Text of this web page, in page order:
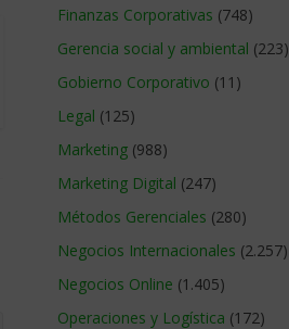
Finanzas Corporativas (748)
Gerencia social y ambiental (223)
Gobierno Corporativo (11)
Legal (125)
Marketing (988)
Marketing Digital (247)
Métodos Gerenciales (280)
Negocios Internacionales (2.257)
Negocios Online (1.405)
Operaciones y Logística (172)